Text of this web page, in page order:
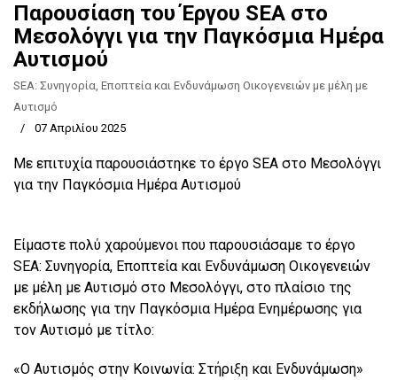
Παρουσίαση του Έργου SEA στο
Μεσολόγγι για την Παγκόσμια Ημέρα
Αυτισμού
SEA: Συνηγορία, Εποπτεία και Ενδυνάμωση Οικογενειών με μέλη με
Αυτισμό
07 Απριλίου 2025
Με επιτυχία παρουσιάστηκε το έργο SEA στο Μεσολόγγι
για την Παγκόσμια Ημέρα Αυτισμού
Είμαστε πολύ χαρούμενοι που παρουσιάσαμε το έργο
SEA: Συνηγορία, Εποπτεία και Ενδυνάμωση Οικογενειών
με μέλη με Αυτισμό στο Μεσολόγγι, στο πλαίσιο της
εκδήλωσης για την Παγκόσμια Ημέρα Ενημέρωσης για
τον Αυτισμό με τίτλο:
«Ο Αυτισμός στην Κοινωνία: Στήριξη και Ενδυνάμωση»